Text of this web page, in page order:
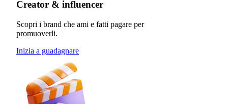
Creator & influencer
Scopri i brand che ami e fatti pagare per
promuoverli.
Inizia a guadagnare